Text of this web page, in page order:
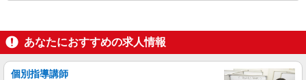
あなたにおすすめの求人情報
個別指導講師